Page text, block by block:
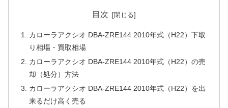
目次
カローラアクシオ DBA-ZRE144 2010年式（H22）下取
り相場・買取相場
カローラアクシオ DBA-ZRE144 2010年式（H22）の売
却（処分）方法
カローラアクシオ DBA-ZRE144 2010年式（H22）を出
来るだけ高く売る